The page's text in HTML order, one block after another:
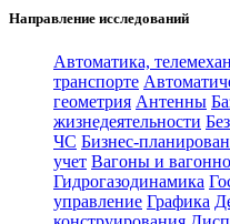
Направление исследований
Автоматика,
транспорте
геометрия Антенны
жизнедеятельности
ЧС Бизнес-
учет Вагоны и
Гидрогазодинамика
управление Графика